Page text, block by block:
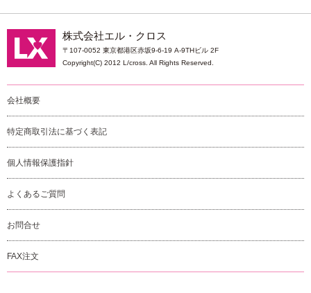
株式会社エル・クロス
〒107-0052 東京都港区赤坂9-6-19 A-9THビル 2F
Copyright(C) 2012 L/cross. All Rights Reserved.
会社概要
特定商取引法に基づく表記
個人情報保護指針
よくあるご質問
お問合せ
FAX注文